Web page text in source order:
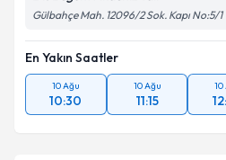
Gülbahçe Mah. 12096/2 Sok. Kapı No:5/1
En Yakın Saatler
10 Ağu
10:30
10 Ağu
11:15
10